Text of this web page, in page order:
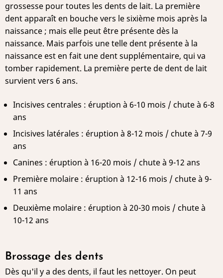
grossesse pour toutes les dents de lait. La première
dent apparaît en bouche vers le sixième mois après la
naissance ; mais elle peut être présente dès la
naissance. Mais parfois une telle dent présente à la
naissance est en fait une dent supplémentaire, qui va
tomber rapidement. La première perte de dent de lait
survient vers 6 ans.
Incisives centrales : éruption à 6-10 mois / chute à 6-8
ans
Incisives latérales : éruption à 8-12 mois / chute à 7-9
ans
Canines : éruption à 16-20 mois / chute à 9-12 ans
Première molaire : éruption à 12-16 mois / chute à 9-
11 ans
Deuxième molaire : éruption à 20-30 mois / chute à
10-12 ans
Brossage des dents
Dès qu'il y a des dents, il faut les nettoyer. On peut